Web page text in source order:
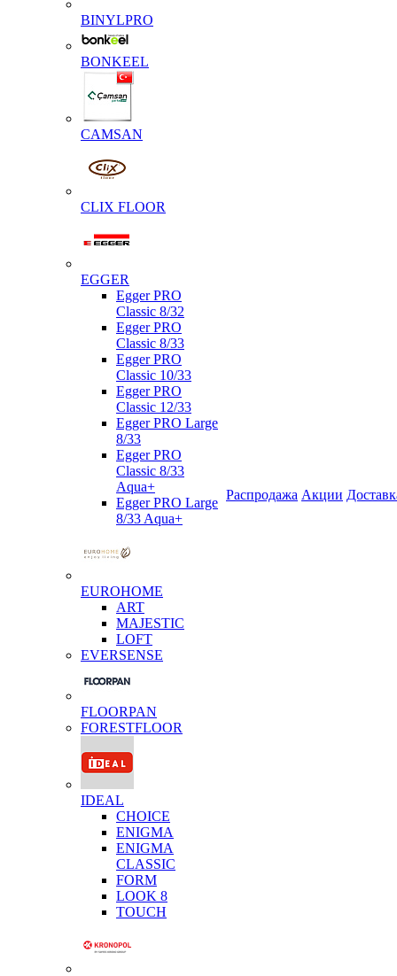
BINYLPRO
BONKEEL
CAMSAN
CLIX FLOOR
EGGER
Egger PRO
Classic 8/32
Egger PRO
Classic 8/33
Egger PRO
Classic 10/33
Egger PRO
Classic 12/33
Egger PRO Large
8/33
Egger PRO
Classic 8/33
Aqua+
Egger PRO Large
8/33 Aqua+
EUROHOME
ART
MAJESTIC
LOFT
EVERSENSE
FLOORPAN
FORESTFLOOR
IDEAL
CHOICE
ENIGMA
ENIGMA
CLASSIC
FORM
LOOK 8
TOUCH
Распродажа Акции